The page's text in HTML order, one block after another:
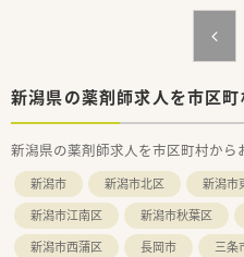
昇格チャンスも多い企業で
勤務年数や年齢に関係がな
<研修制度について>
薬剤師全体研修、新任薬局
す。
<福利厚生について>
基本日祝休みになる為、プ
す。
新潟県の薬剤師求人を市区
新潟県の薬剤師求人を市区町村から
新潟市 新潟市北区 新潟市
新潟市江南区
新潟市秋葉区
新潟市西蒲区
長岡市 三条